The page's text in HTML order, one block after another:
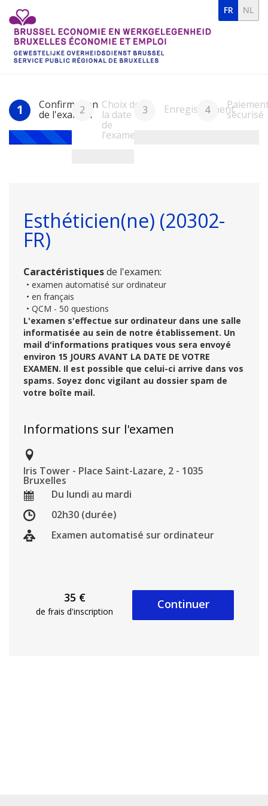
FR NL
1 Confirmation
de l'examen
2 Choix de
la date
de
l’examen
3 Enregistrement
4 sécurisé
Esthéticien(ne) (20302-
FR)
Caractéristiquesde l'examen:
• examen automatisé sur ordinateur
• en français
• QCM - 50 questions
L'examen s'effectue sur ordinateur dans une salle
informatisée au sein de notre établissement. Un
mail d'informations pratiques vous sera envoyé
environ 15 JOURS AVANT LA DATE DE VOTRE
EXAMEN. Il est possible que celui-ci arrive dans vos
spams. Soyez donc vigilant au dossier spam de
votre boîte mail.
Informations sur l'examen
Iris Tower - Place Saint-Lazare, 2 - 1035
Bruxelles
Du lundi au mardi
02h30 (durée)
Examen automatisé sur ordinateur
35 €
de frais d'inscription
Continuer